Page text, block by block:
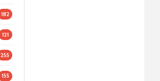
182
121
255
155